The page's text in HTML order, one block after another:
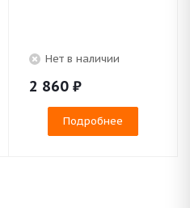
Нет в наличии
2 860 ₽
Подробнее